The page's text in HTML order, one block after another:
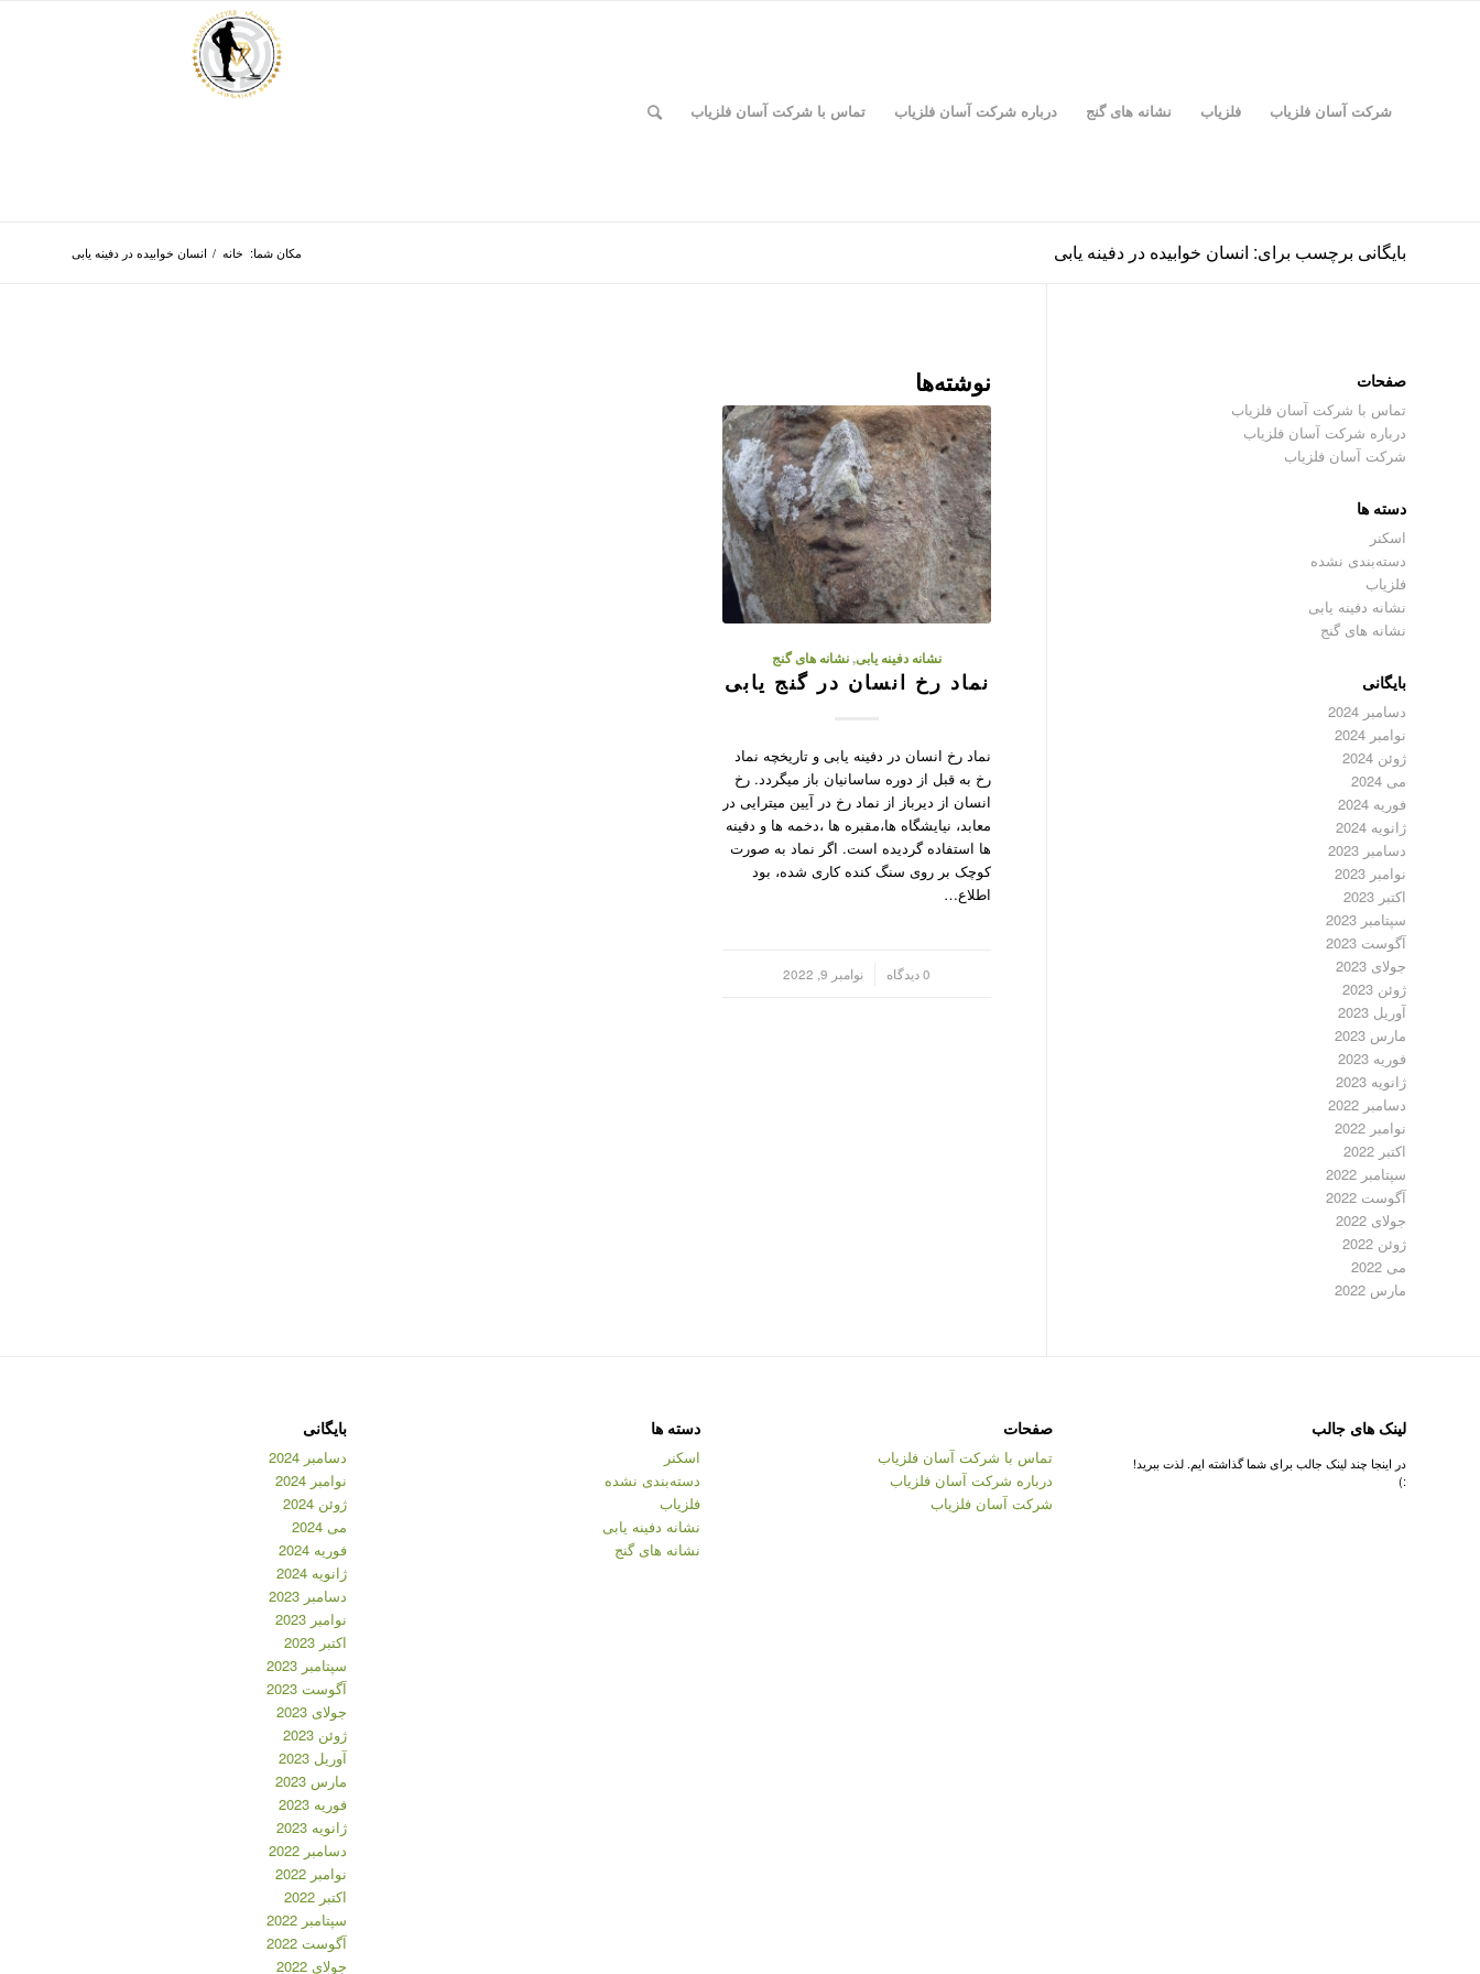
شرکت آسان فلزیاب فلزیاب نشانه های گنج درباره شرکت آسان فلزیاب تماس با شرکت آسان فلزیاب
بایگانی برچسب برای: انسان خوابیده در دفینه یابی مکان شما: خانه / انسان خوابیده در دفینه یابی
نوشته‌ها
نشانه دفینه یابی,نشانه های گنج
نماد رخ انسان در گنج یابی
نماد رخ انسان در دفینه یابی و تاریخچه نماد
رخ به قبل از دوره ساسانیان باز میگردد. رخ
انسان از دیرباز از نماد رخ در آیین میترایی در
معابد، نیایشگاه ها،مقبره ها ،دخمه ها و دفینه
ها استفاده گردیده است. اگر نماد به صورت
کوچک بر روی سنگ کنده کاری شده، بود
اطلاع…
0 دیدگاه نوامبر 9, 2022
صفحات
تماس با شرکت آسان فلزیاب
درباره شرکت آسان فلزیاب
شرکت آسان فلزیاب
دسته ها
اسکنر
دسته‌بندی نشده
فلزیاب
نشانه دفینه یابی
نشانه های گنج
بایگانی
دسامبر 2024
نوامبر 2024
ژوئن 2024
می 2024
فوریه 2024
ژانویه 2024
دسامبر 2023
نوامبر 2023
اکتبر 2023
سپتامبر 2023
آگوست 2023
جولای 2023
ژوئن 2023
آوریل 2023
مارس 2023
فوریه 2023
ژانویه 2023
دسامبر 2022
نوامبر 2022
اکتبر 2022
سپتامبر 2022
آگوست 2022
جولای 2022
ژوئن 2022
می 2022
مارس 2022
لینک های جالب
در اینجا چند لینک جالب برای شما گذاشته ایم. لذت ببرید!
:)
صفحات
تماس با شرکت آسان فلزیاب
درباره شرکت آسان فلزیاب
شرکت آسان فلزیاب
دسته ها
اسکنر
دسته‌بندی نشده
فلزیاب
نشانه دفینه یابی
نشانه های گنج
بایگانی
دسامبر 2024
نوامبر 2024
ژوئن 2024
می 2024
فوریه 2024
ژانویه 2024
دسامبر 2023
نوامبر 2023
اکتبر 2023
سپتامبر 2023
آگوست 2023
جولای 2023
ژوئن 2023
آوریل 2023
مارس 2023
فوریه 2023
ژانویه 2023
دسامبر 2022
نوامبر 2022
اکتبر 2022
سپتامبر 2022
آگوست 2022
جولای 2022